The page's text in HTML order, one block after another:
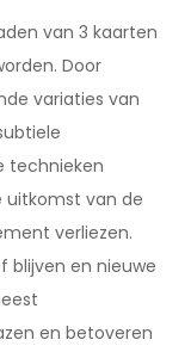
van 3 kaarten
Door
variaties van
technieken
uitkomst van de
verliezen.
blijven en nieuwe
en betoveren